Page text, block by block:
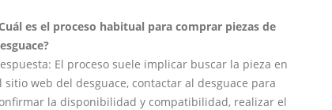
es el proceso habitual para comprar piezas de
El proceso suele implicar buscar la pieza en
sitio web del desguace, contactar al desguace para
la disponibilidad y compatibilidad, realizar el